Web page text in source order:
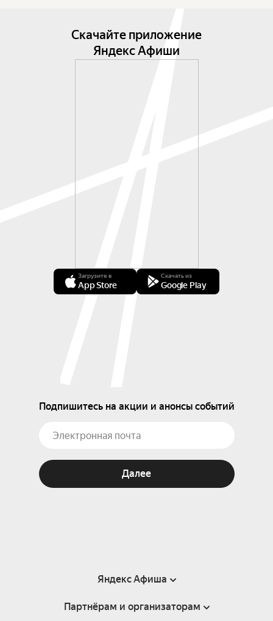
Скачайте приложение
Яндекс Афиши
Загрузите в
App Store
Скачать из
Google Play
Подпишитесь на акции и анонсы событий
Далее
Яндекс Афиша
Справка
Партнёрам и организаторам